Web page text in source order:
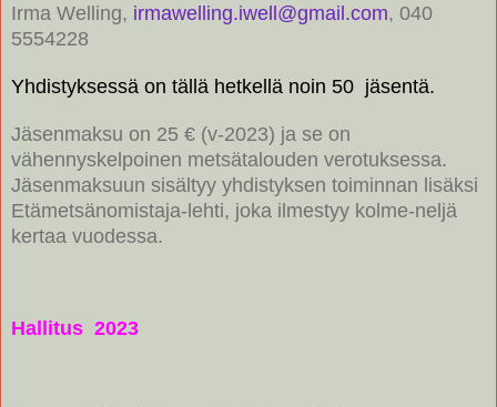
Irma Welling, irmawelling.iwell@gmail.com, 040
5554228
Yhdistyksessä on tällä hetkellä noin 50 jäsentä.
Jäsenmaksu on 25 € (v-2023) ja se on
vähennyskelpoinen metsätalouden verotuksessa.
Jäsenmaksuun sisältyy yhdistyksen toiminnan lisäksi
Etämetsänomistaja-lehti, joka ilmestyy kolme-neljä
kertaa vuodessa.
Hallitus 2023